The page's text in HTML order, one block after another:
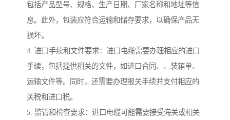
包括产品型号、规格、生产日期、厂家名称和地址等信
息。此外，包装应符合运输和储存要求，以确保产品无
损坏。
4. 进口手续和文件要求：进口电缆需要办理相应的进口
手续，包括提供相关的文件，如进口合同、、装箱单、
运输文件等。同时，还需要办理报关手续并支付相应的
关税和进口税。
5. 监管和检查要求：进口电缆可能需要接受海关或相关